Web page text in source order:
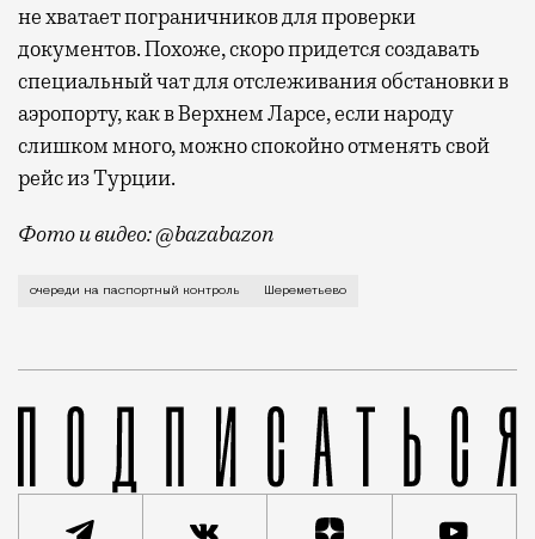
не хватает пограничников для проверки
документов. Похоже, скоро придется создавать
специальный чат для отслеживания обстановки в
аэропорту, как в Верхнем Ларсе, если народу
слишком много, можно спокойно отменять свой
рейс из Турции.
Фото и видео: @bazabazon
Пассажиры аэропорта Шереметьево сегодня
очереди на паспортный контроль Шереметьево